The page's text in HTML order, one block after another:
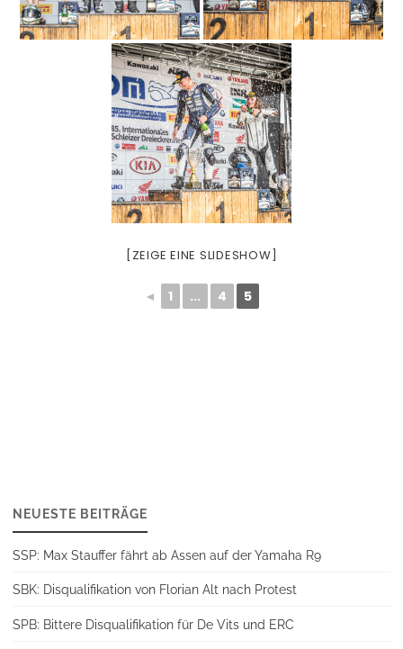
[ZEIGE EINE SLIDESHOW]
◄ 1 ... 4 5
NEUESTE BEITRÄGE
SSP: Max Stauffer fährt ab Assen auf der Yamaha R9
SBK: Disqualifikation von Florian Alt nach Protest
SPB: Bittere Disqualifikation für De Vits und ERC